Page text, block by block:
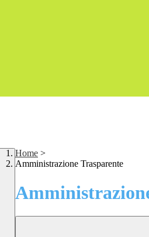
Home >
Amministrazione Trasparente